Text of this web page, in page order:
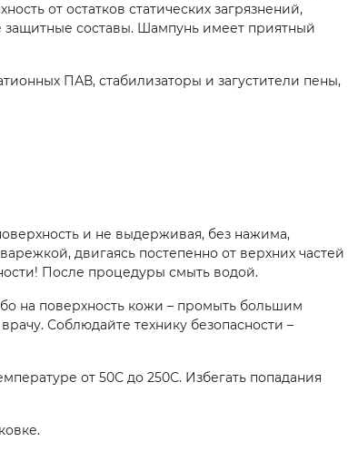
от остатков статических загрязнений,
составы. Шампунь имеет приятный
ПАВ, стабилизаторы и загустители пены,
и не выдерживая, без нажима,
двигаясь постепенно от верхних частей
После процедуры смыть водой.
на поверхность кожи – промыть большим
Соблюдайте технику безопасности –
от 50С до 250С. Избегать попадания